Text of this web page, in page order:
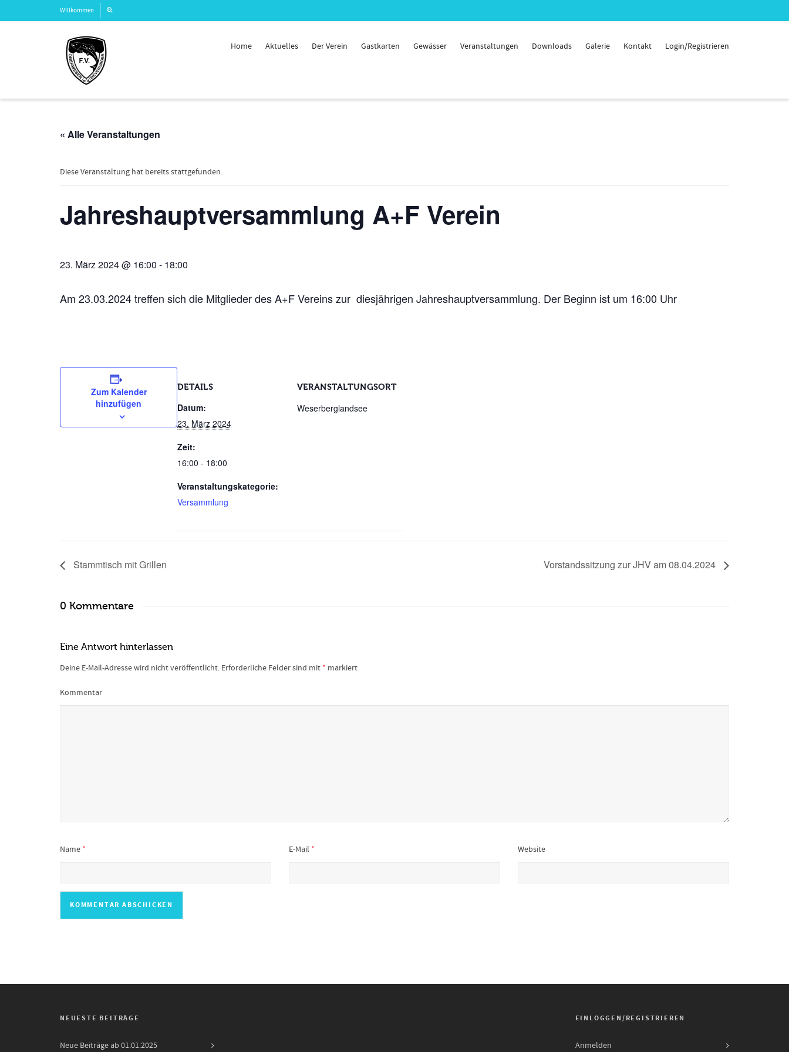
Willkommen
Home Aktuelles Der Verein Gastkarten Gewässer Veranstaltungen Downloads Galerie Kontakt Login/Registrieren
« Alle Veranstaltungen
Diese Veranstaltung hat bereits stattgefunden.
Jahreshauptversammlung A+F Verein
23. März 2024 @ 16:00 - 18:00
Am 23.03.2024 treffen sich die Mitglieder des A+F Vereins zur diesjährigen Jahreshauptversammlung. Der Beginn ist um 16:00 Uhr
Zum Kalender
hinzufügen
DETAILS
Datum:
23. März 2024
Zeit:
16:00 - 18:00
Veranstaltungskategorie:
Versammlung
VERANSTALTUNGSORT
Weserberglandsee
Stammtisch mit Grillen Vorstandssitzung zur JHV am 08.04.2024
0 Kommentare
Eine Antwort hinterlassen
Deine E-Mail-Adresse wird nicht veröffentlicht. Erforderliche Felder sind mit * markiert
Kommentar
Name * E-Mail * Website
NEUESTE BEITRÄGE
Neue Beiträge ab 01.01.2025
EINLOGGEN/REGISTRIEREN
Anmelden